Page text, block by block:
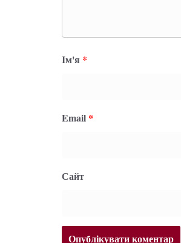
Ім'я *
Email *
Сайт